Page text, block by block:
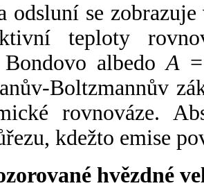
odsluní se
teploty
Bondovo albedoA
Boltzmannův
rovnováze.
kdežto emise
hvězdné